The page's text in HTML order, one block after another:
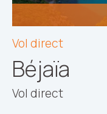
Vol direct
Béjaïa
Vol direct